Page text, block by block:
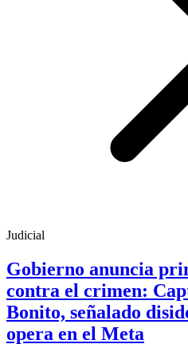
Judicial
Gobierno anuncia
contra el crimen:
Bonito, señalado
opera en el Meta